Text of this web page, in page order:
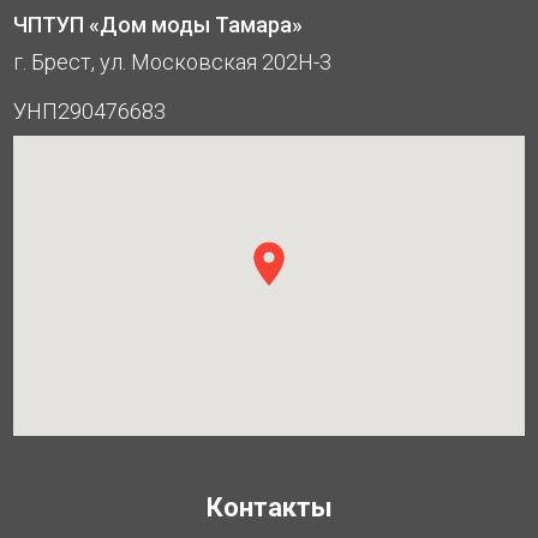
ЧПТУП «Дом моды Тамара»
г. Брест, ул. Московская 202Н-3
УНП290476683
Контакты